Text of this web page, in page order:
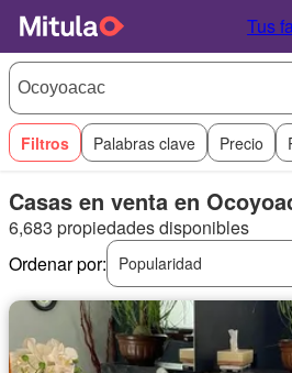
Tus
Filtros Palabras clave Precio
Casas en venta en
6,683 propiedades disponibles
Ordenar por:
Popularidad